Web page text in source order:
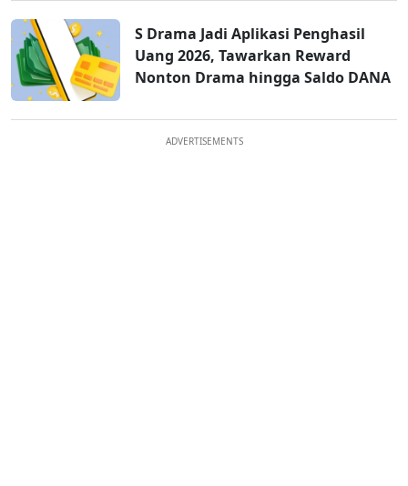
S Drama Jadi Aplikasi Penghasil
Uang 2026, Tawarkan Reward
Nonton Drama hingga Saldo DANA
ADVERTISEMENTS